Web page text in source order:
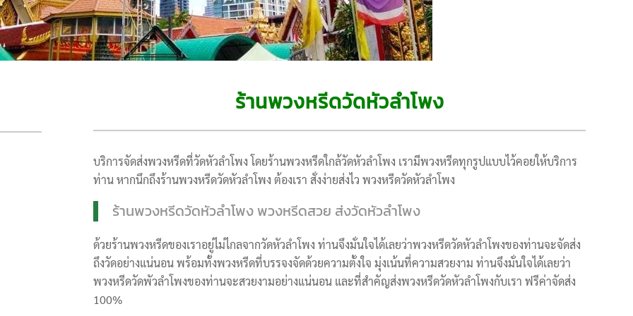
ร้านพวงหรีดวัดหัวลำโพง
บริการจัดส่งพวงหรีดที่วัดหัวลำโพง โดยร้านพวงหรีดใกล้วัดหัวลำโพง เรามีพวงหรีดทุกรูปแบบไว้คอยให้บริการ
ท่าน หากนึกถึงร้านพวงหรีดวัดหัวลำโพง ต้องเรา สั่งง่ายส่งไว พวงหรีดวัดหัวลำโพง
ร้านพวงหรีดวัดหัวลำโพง พวงหรีดสวย ส่งวัดหัวลำโพง
ด้วยร้านพวงหรีดของเราอยู่ไม่ไกลจากวัดหัวลำโพง ท่านจึงมั่นใจได้เลยว่าพวงหรีดวัดหัวลำโพงของท่านจะจัดส่ง
ถึงวัดอย่างแน่นอน พร้อมทั้งพวงหรีดที่บรรจงจัดด้วยความตั้งใจ มุ่งเน้นที่ความสวยงาม ท่านจึงมั่นใจได้เลยว่า
พวงหรีดวัดพัวลำโพงของท่านจะสวยงามอย่างแน่นอน และที่สำคัญส่งพวงหรีดวัดหัวลำโพงกับเรา ฟรีค่าจัดส่ง
100%